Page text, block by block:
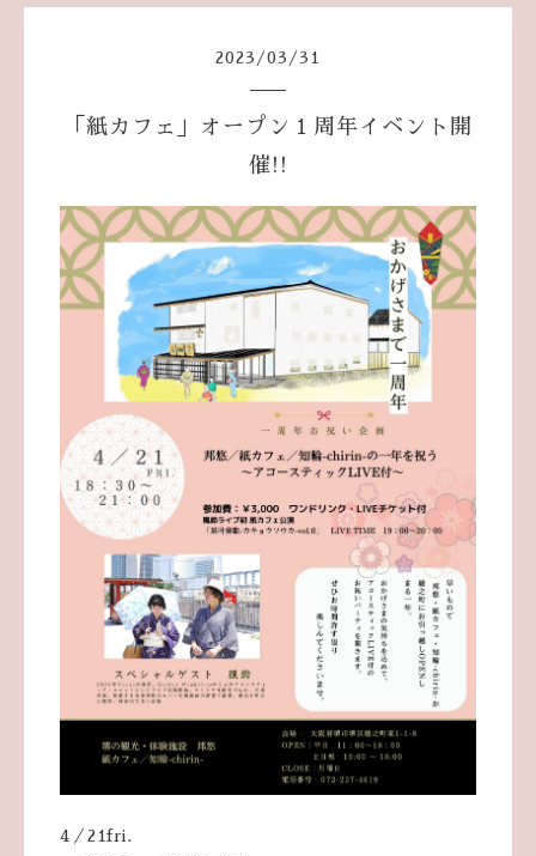
2023 /03 / 31
「紙カフェ」オープン１周年イベント開
催!!
4／21fri.